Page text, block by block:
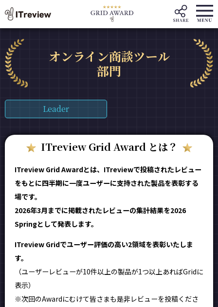
オンライン商談ツール
部門
Leader
ITreview Grid Award とは？
ITreview Grid Awardとは、ITreviewで投稿されたレビュー
をもとに四半期に一度ユーザーに支持された製品を表彰する
場です。
2026年3月までに掲載されたレビューの集計結果を2026
Springとして発表します。
ITreview Gridでユーザー評価の高い2領域を表彰いたしま
す。
（ユーザーレビューが10件以上の製品が1つ以上あればGridに
表示）
※次回のAwardにむけて皆さまも是非レビューを投稿くださ